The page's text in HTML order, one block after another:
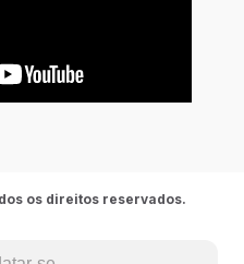
os direitos reservados.